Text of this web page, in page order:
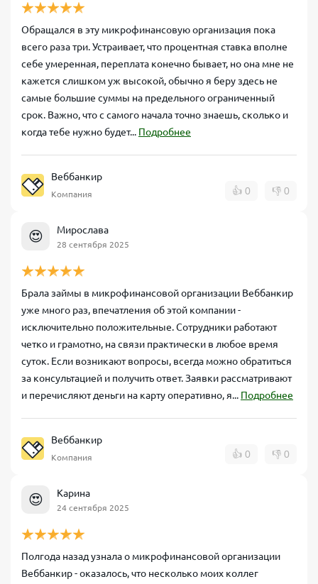
Обращался в эту микрофинансовую организация пока
всего раза три. Устраивает, что процентная ставка вполне
себе умеренная, переплата конечно бывает, но она мне не
кажется слишком уж высокой, обычно я беру здесь не
самые большие суммы на предельного ограниченный
срок. Важно, что с самого начала точно знаешь, сколько и
когда тебе нужно будет... Подробнее
Веббанкир
Компания 👍 0 👎 0
😍 Мирослава
28 сентября 2025
Брала займы в микрофинансовой организации Веббанкир
уже много раз, впечатления об этой компании -
исключительно положительные. Сотрудники работают
четко и грамотно, на связи практически в любое время
суток. Если возникают вопросы, всегда можно обратиться
за консультацией и получить ответ. Заявки рассматривают
и перечисляют деньги на карту оперативно, я... Подробнее
Веббанкир
Компания 👍 0 👎 0
😍 Карина
24 сентября 2025
Полгода назад узнала о микрофинансовой организации
Веббанкир - оказалось, что несколько моих коллег